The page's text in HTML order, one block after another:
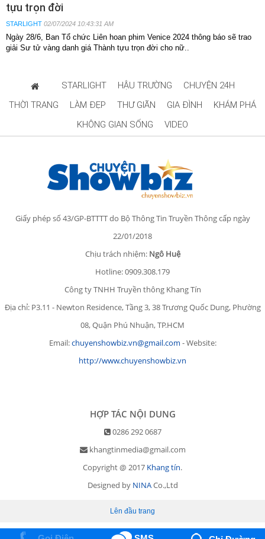
tựu trọn đời
STARLIGHT 02/07/2024 10:43:31 AM
Ngày 28/6, Ban Tổ chức Liên hoan phim Venice 2024 thông báo sẽ trao
giải Sư tử vàng danh giá Thành tựu trọn đời cho nữ..
STARLIGHT HẬU TRƯỜNG
CHUYỆN 24H
THỜI TRANG
LÀM ĐẸP THƯ GIÃN GIA ĐÌNH
KHÁM PHÁ
KHÔNG GIAN SỐNG
VIDEO
Giấy phép số 43/GP-BTTTT do Bộ Thông Tin Truyền Thông cấp ngày
22/01/2018
Chịu trách nhiệm: Ngô Huệ
Hotline: 0909.308.179
Công ty TNHH Truyền thông Khang Tín
Địa chỉ: P3.11 - Newton Residence, Tầng 3, 38 Trương Quốc Dung, Phường
08, Quận Phú Nhuận, TP.HCM
Email:chuyenshowbiz.vn@gmail.com - Website:
http://www.chuyenshowbiz.vn
HỢP TÁC NỘI DUNG
0286 292 0687
khangtinmedia@gmail.com
Copyright @ 2017 Khang tín.
Designed by NINACo.,Ltd
Lên đầu trang